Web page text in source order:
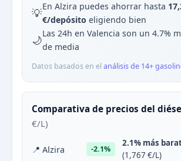
💡En Alzira puedes ahorrar hasta
€/depósito eligiendo bien
🌙Las 24h en Valencia son un 4.7%
de media
Datos basados en el análisis de 14+
Comparativa de precios del
€/L)
📍 Alzira -2.1%
2.1% más
(1,767 €/L)